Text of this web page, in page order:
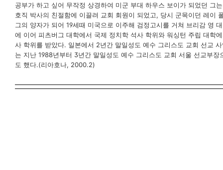
공부가 하고 싶어 무작정 상경하여 미군 부대 하우스 보이가 되었던 그
호직 박사의 친절함에 이끌려 교회 회원이 되었고, 당시 군목이던 레이
그의 양자가 되어 19세때 미국으로 이주해 검정고시를 거쳐 브리감 영
에 이어 피츠버그 대학에서 국제 정치학 석사 학위와 워싱턴 주립 대학
사 학위를 받았다. 일본에서 2년간 말일성도 예수 그리스도 교회 선교
는 지난 1988년부터 3년간 말일성도 예수 그리스도 교회 서울 선교부장
도 했다.(리아호나, 2000.2)